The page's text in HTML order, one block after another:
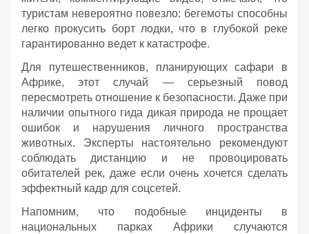
туристам невероятно повезло: бегемоты способны
легко прокусить борт лодки, что в глубокой реке
гарантированно ведет к катастрофе.
Для путешественников, планирующих сафари в
Африке, этот случай — серьезный повод
пересмотреть отношение к безопасности. Даже при
наличии опытного гида дикая природа не прощает
ошибок и нарушения личного пространства
животных. Эксперты настоятельно рекомендуют
соблюдать дистанцию и не провоцировать
обитателей рек, даже если очень хочется сделать
эффектный кадр для соцсетей.
Напомним, что подобные инциденты в
национальных парках Африки случаются